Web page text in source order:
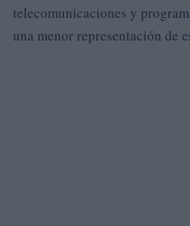
telecomunicaciones y
una menor representación de